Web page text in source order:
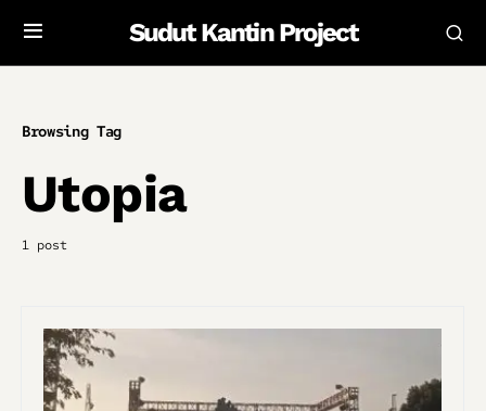
Sudut Kantin Project
Browsing Tag
Utopia
1 post